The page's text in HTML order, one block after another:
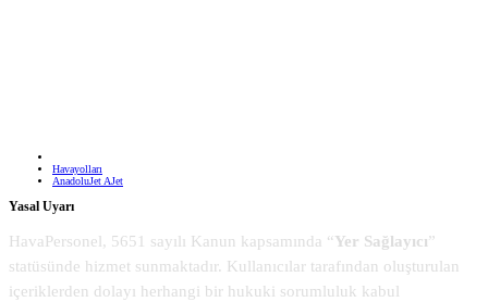
Havayolları
AnadoluJet AJet
Yasal Uyarı
HavaPersonel, 5651 sayılı Kanun kapsamında “Yer Sağlayıcı”
statüsünde hizmet sunmaktadır. Kullanıcılar tarafından oluşturulan
içeriklerden dolayı herhangi bir hukuki sorumluluk kabul